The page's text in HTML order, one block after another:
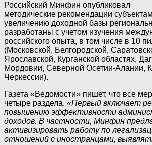
Российский Минфин опубликовал
методические рекомендации
увеличению доходной базы
разработаны с учетом изучения
российского опыта, в том числе в 10
(Московской, Белгородской,
Ярославской, Курганской областях,
Мордовии, Северной Осетии-Алании,
Черкессии).
Газета «Ведомости» пишет, что все
четыре раздела. «Первый включает
повышению эффективности
доходов. В частности, Минфин
активизировать работу по
отношений с иностранцами,